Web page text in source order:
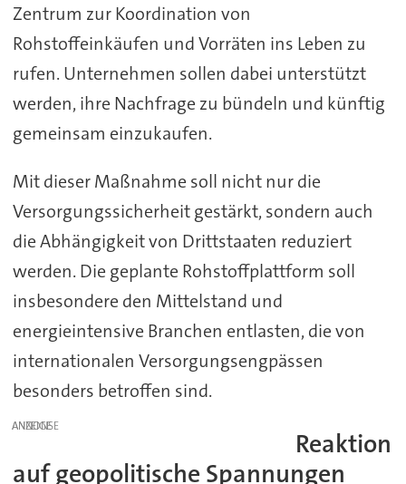
Zentrum zur Koordination von
Rohstoffeinkäufen und Vorräten ins Leben zu
rufen. Unternehmen sollen dabei unterstützt
werden, ihre Nachfrage zu bündeln und künftig
gemeinsam einzukaufen.
Mit dieser Maßnahme soll nicht nur die
Versorgungssicherheit gestärkt, sondern auch
die Abhängigkeit von Drittstaaten reduziert
werden. Die geplante Rohstoffplattform soll
insbesondere den Mittelstand und
energieintensive Branchen entlasten, die von
internationalen Versorgungsengpässen
besonders betroffen sind.
ANZEIGE
Reaktion
auf geopolitische Spannungen